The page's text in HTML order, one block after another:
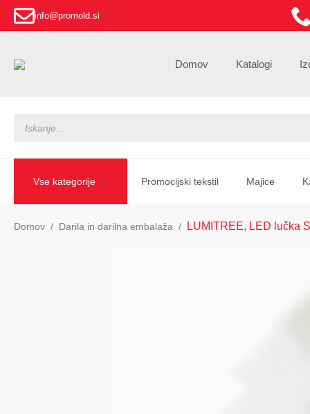
info@promold.si
Domov Katalogi
search
Vse kategorije Promocijski tekstil Majice
Domov Darila in darilna embalaža LUMITREE, LED lučka